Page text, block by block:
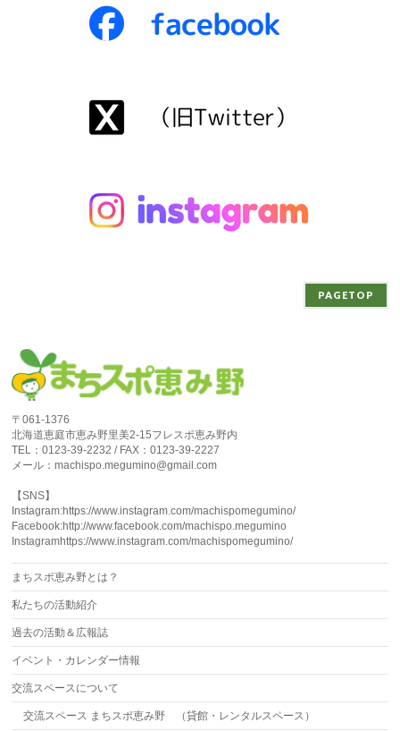
PAGETOP
〒061-1376
北海道恵庭市恵み野里美2-15フレスポ恵み野内
TEL：0123-39-2232 / FAX：0123-39-2227
メール：machispo.megumino@gmail.com
【SNS】
Instagram:https://www.instagram.com/machispomegumino/
Facebook:http://www.facebook.com/machispo.megumino
Instagramhttps://www.instagram.com/machispomegumino/
まちスポ恵み野とは？
私たちの活動紹介
過去の活動＆広報誌
イベント・カレンダー情報
交流スペースについて
交流スペース まちスポ恵み野 （貸館・レンタルスペース）